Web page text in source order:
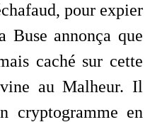
pour expier
Buse annonça que
caché sur cette
au Malheur. Il
cryptogramme en